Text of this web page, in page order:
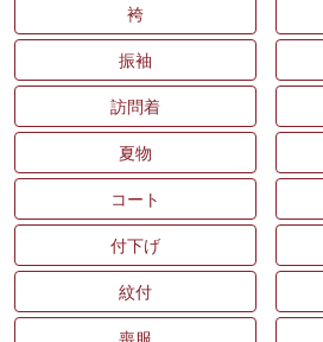
袴
振袖
訪問着
夏物
コート
付下げ
紋付